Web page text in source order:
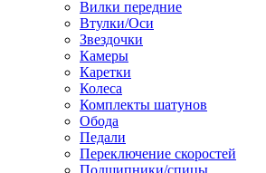
Вилки передние
Втулки/Оси
Звездочки
Камеры
Каретки
Колеса
Комплекты шатунов
Обода
Педали
Переключение скоростей
Подшипники/спицы